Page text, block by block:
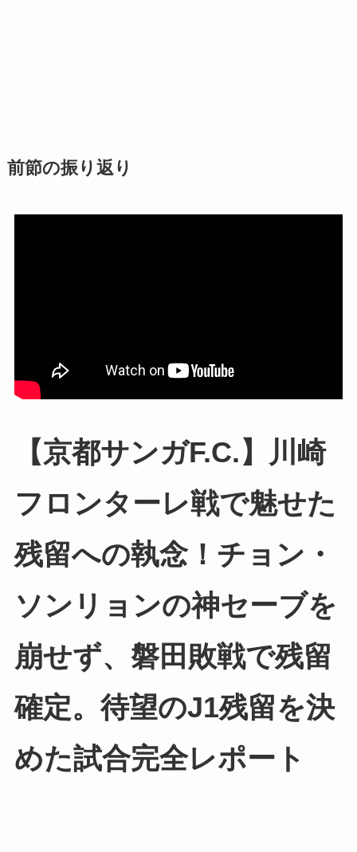
前節の振り返り
【京都サンガF.C.】川崎
フロンターレ戦で魅せた
残留への執念！チョン・
ソンリョンの神セーブを
崩せず、磐田敗戦で残留
確定。待望のJ1残留を決
めた試合完全レポート